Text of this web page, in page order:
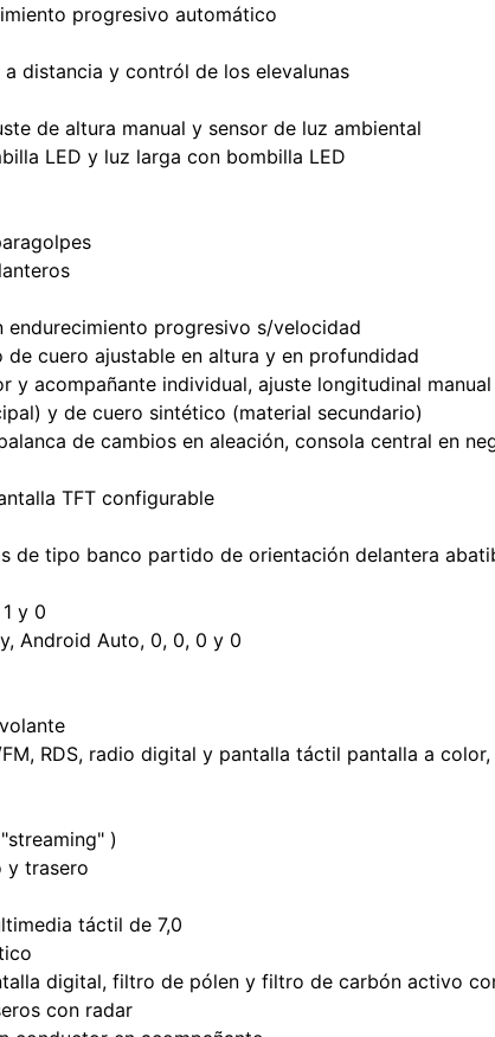
progresivo automático
distancia y contról de los elevalunas
de altura manual y sensor de luz ambiental
LED y luz larga con bombilla LED
progresivo s/velocidad
cuero ajustable en altura y en profundidad
y acompañante individual, ajuste longitudinal
y de cuero sintético (material secundario)
de cambios en aleación, consola central en
TFT configurable
de tipo banco partido de orientación delantera
y 0
Android Auto, 0, 0, 0 y 0
RDS, radio digital y pantalla táctil pantalla a
)
y trasero
táctil de 7,0
digital, filtro de pólen y filtro de carbón activo
con radar